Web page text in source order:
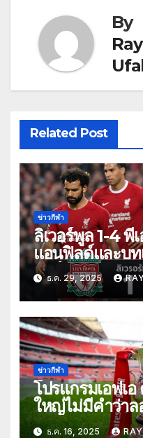
By
Related Post
ข่าวกีฬา
ลิเวอร์พูล 1-4 พี
แอนฟิลด์และบ
หงส์แดง
ธ.ค. 29, 2025
ข่าวกีฬา
โปรแกรมเอฟเ
ใหญ่ไม่มีคำว่าล
ธ.ค. 16, 2025